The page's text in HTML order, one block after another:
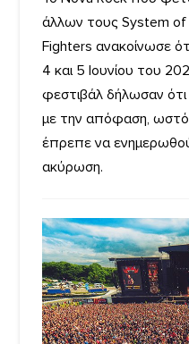
άλλων τους System of
Fighters ανακοίνωσε
4 και 5 Ιουνίου του
φεστιβάλ δήλωσαν
με την απόφαση,
έπρεπε να
ακύρωση.